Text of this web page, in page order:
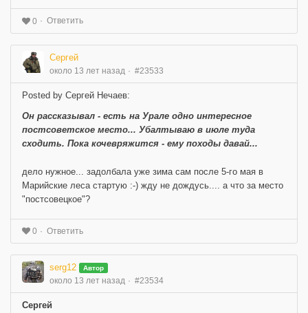
0 Ответить
Сергей
около 13 лет назад #23533
Posted by Сергей Нечаев:
Он рассказывал - есть на Урале одно интересное
постсоветское место... Убалтываю в июле туда
сходить. Пока кочевряжится - ему походы давай...
дело нужное... задолбала уже зима сам после 5-го мая в
Марийские леса стартую :-) жду не дождусь.... а что за место
"постсовецкое"?
0 Ответить
serg12 Автор
около 13 лет назад #23534
Сергей